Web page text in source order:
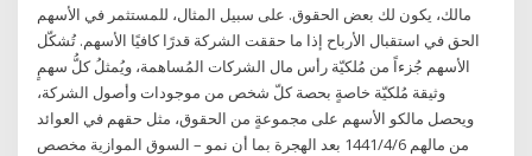
مالك، يكون لك بعض الحقوق. على سبيل المثال، للمستثمر في الأسهم
الحق في استقبال الأرباح إذا ما حققت الشركة قدرًا كافيًا الأسهم. تُشكّل
الأسهم جُزءاً من مُلكيّة رأس مال الشركات المُساهمة، ويُمثلُ كلُّ سهمٍ
وثيقة مُلكيّة خاصةٍ بحصة كلّ شخص من موجودات وأصول الشركة،
ويحصل مالكو الأسهم على مجموعةٍ من الحقوق، مثل حقهم في العوائد
من مالهم 6‏‏/4‏‏/1441 بعد الهجرة بما أن نمو – السوق الموازية مخصص